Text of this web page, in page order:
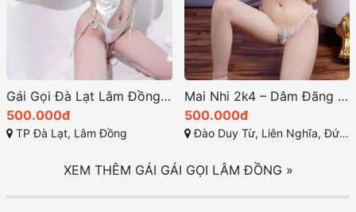
Gái Gọi Đà Lạt Lâm Đồng: Vy Vy – Dâm Nữ Với Kỹ Năng Đỉnh Cấp
500.000đ
TP Đà Lạt, Lâm Đồng
Mai Nhi 2k4 – Dâm Đãng Body Kỹ Năng Tuyệt Đỉnh tại Gái Gọi Đức Trọng, Lâm Đồng
500.000đ
Đào Duy Từ, Liên Nghĩa, Đức Trọng, Lâm Đồng
XEM THÊM GÁI GÁI GỌI LÂM ĐỒNG »